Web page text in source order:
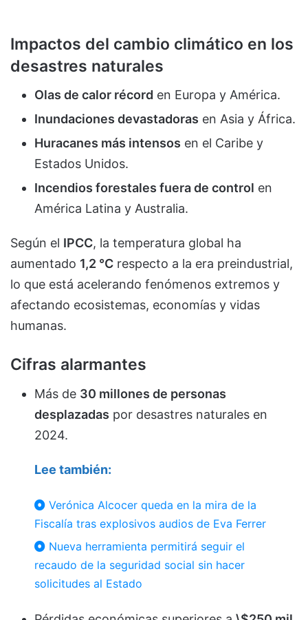
Impactos del cambio climático en los
desastres naturales
Olas de calor récord en Europa y América.
Inundaciones devastadoras en Asia y África.
Huracanes más intensos en el Caribe y
Estados Unidos.
Incendios forestales fuera de control en
América Latina y Australia.
Según el IPCC, la temperatura global ha
aumentado 1,2 °C respecto a la era preindustrial,
lo que está acelerando fenómenos extremos y
afectando ecosistemas, economías y vidas
humanas.
Cifras alarmantes
Más de 30 millones de personas
desplazadas por desastres naturales en
2024.
Lee también:
Verónica Alcocer queda en la mira de la
Fiscalía tras explosivos audios de Eva Ferrer
Nueva herramienta permitirá seguir el
recaudo de la seguridad social sin hacer
solicitudes al Estado